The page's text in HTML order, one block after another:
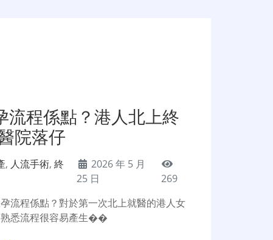
流程係點？港人北上終
院落仔
, 人流手術,終
2026 年 5 月
25 日
269
流程係點？對於第一次北上就醫的港人女
熟悉流程很容易產生��